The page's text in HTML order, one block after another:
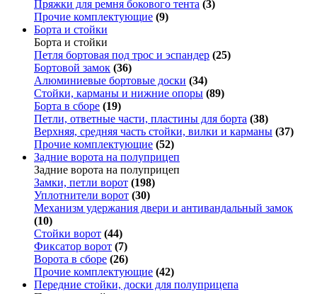
Пряжки для ремня бокового тента (3)
Прочие комплектующие (9)
Борта и стойки
Борта и стойки
Петля бортовая под трос и эспандер (25)
Бортовой замок (36)
Алюминиевые бортовые доски (34)
Стойки, карманы и нижние опоры (89)
Борта в сборе (19)
Петли, ответные части, пластины для борта (38)
Верхняя, средняя часть стойки, вилки и карманы (37)
Прочие комплектующие (52)
Задние ворота на полуприцеп
Задние ворота на полуприцеп
Замки, петли ворот (198)
Уплотнители ворот (30)
Механизм удержания двери и антивандальный замок
(10)
Стойки ворот (44)
Фиксатор ворот (7)
Ворота в сборе (26)
Прочие комплектующие (42)
Передние стойки, доски для полуприцепа